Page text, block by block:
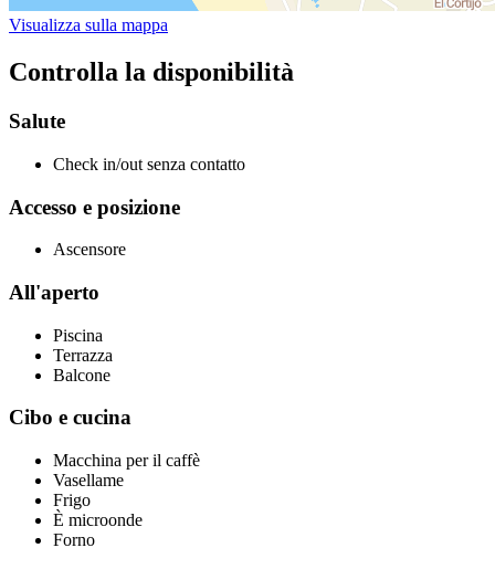
Visualizza sulla mappa
Controlla la disponibilità
Salute
Check in/out senza contatto
Accesso e posizione
Ascensore
All'aperto
Piscina
Terrazza
Balcone
Cibo e cucina
Macchina per il caffè
Vasellame
Frigo
È microonde
Forno